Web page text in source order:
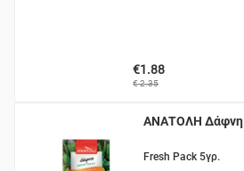
€1.88
€ 2.35
ΑΝΑΤΟΛΗ Δάφνη
Fresh Pack 5γρ.